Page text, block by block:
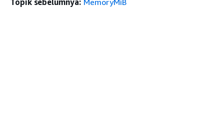
Topik sebelumnya: MemoryMiB